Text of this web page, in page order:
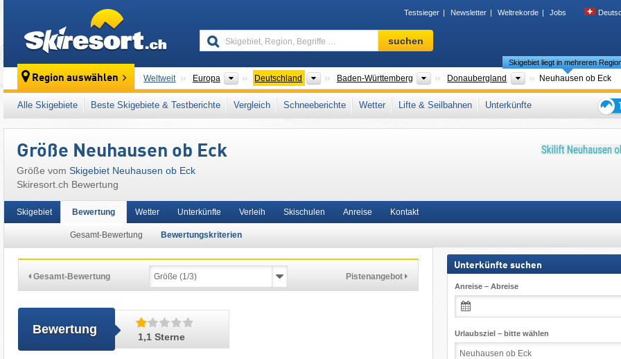
Testsieger Newsletter Weltrekorde Jobs
Skigebiet,
Region,
…
suchen
Region auswählen Weltweit Europa Kontinente
Deutschland LänderBaden-Württemberg Bundesländer
Donaubergland Bitte wählen
Skigebiet liegt in mehreren
Neuhausen ob Eck
Dieses Skigebiet liegt auch in: Tuttlingen Freiburg (Bezirk), Süddeutschland, Westeuropa Mitteleuropa Europäische Union
Alle Skigebiete Beste Skigebiete & Testberichte Vergleich Schneeberichte Wetter Lifte & Seilbahnen
Unterkünfte
den
Größe Neuhausen ob Eck
Größe vom Skigebiet Neuhausen ob Eck
Skiresort.ch Bewertung
Skigebiet Bewertung
Gesamt-Bewertung Bewertungskriterien
Wetter Unterkünfte Verleih Skischulen Anreise Kontakt
Gesamt-Bewertung Pistenangebot
Bewertung
1,1 Sterne
Unterkünfte suchen
Anreise – Abreise
Urlaubsziel – bitte wählen